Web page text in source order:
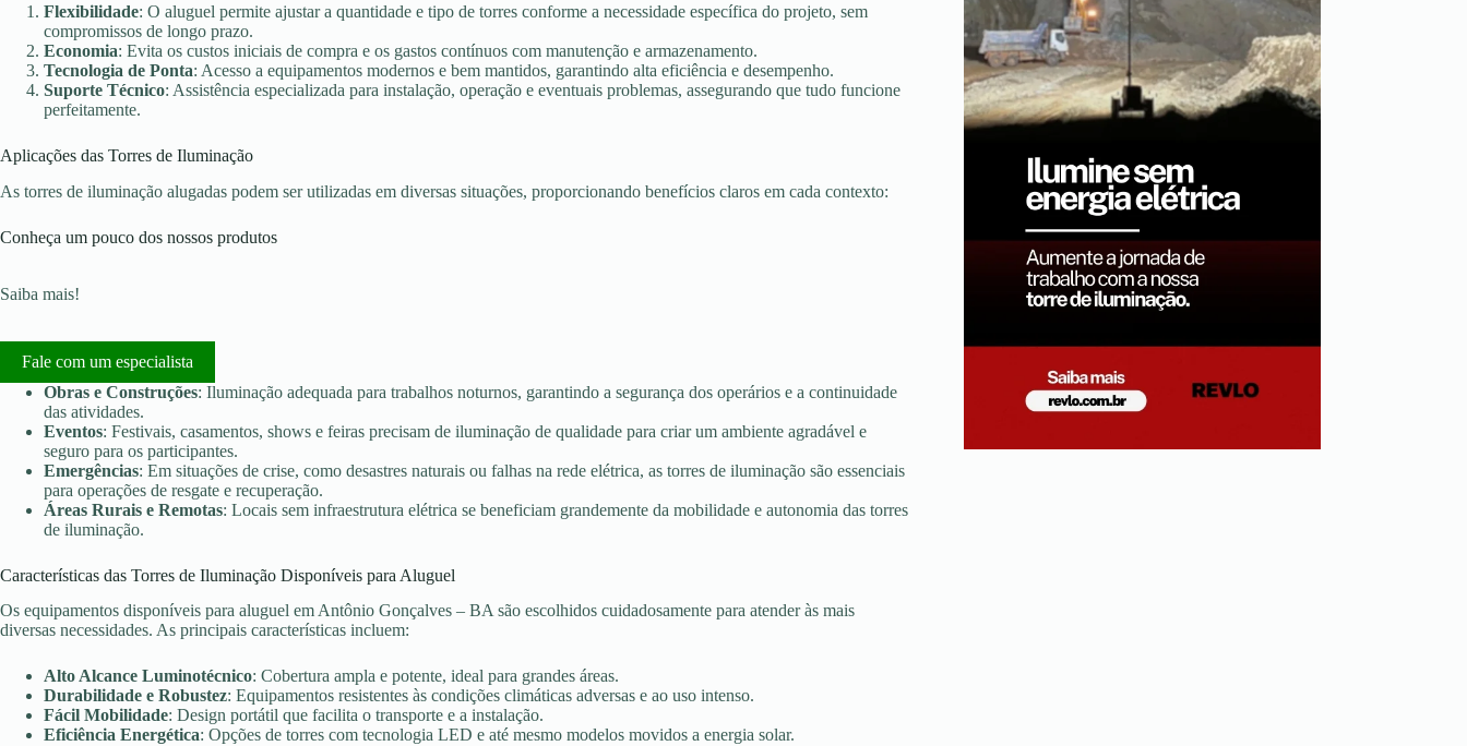
Flexibilidade: O aluguel permite ajustar a quantidade e tipo de torres conforme a necessidade específica do projeto, sem
compromissos de longo prazo.
Economia: Evita os custos iniciais de compra e os gastos contínuos com manutenção e armazenamento.
Tecnologia de Ponta: Acesso a equipamentos modernos e bem mantidos, garantindo alta eficiência e desempenho.
Suporte Técnico: Assistência especializada para instalação, operação e eventuais problemas, assegurando que tudo funcione
perfeitamente.
Aplicações das Torres de Iluminação
As torres de iluminação alugadas podem ser utilizadas em diversas situações, proporcionando benefícios claros em cada contexto:
Conheça um pouco dos nossos produtos
Saiba mais!
Fale com um especialista
Obras e Construções: Iluminação adequada para trabalhos noturnos, garantindo a segurança dos operários e a continuidade
das atividades.
Eventos: Festivais, casamentos, shows e feiras precisam de iluminação de qualidade para criar um ambiente agradável e
seguro para os participantes.
Emergências: Em situações de crise, como desastres naturais ou falhas na rede elétrica, as torres de iluminação são essenciais
para operações de resgate e recuperação.
Áreas Rurais e Remotas: Locais sem infraestrutura elétrica se beneficiam grandemente da mobilidade e autonomia das torres
de iluminação.
Características das Torres de Iluminação Disponíveis para Aluguel
Os equipamentos disponíveis para aluguel em Antônio Gonçalves – BA são escolhidos cuidadosamente para atender às mais
diversas necessidades. As principais características incluem:
Alto Alcance Luminotécnico: Cobertura ampla e potente, ideal para grandes áreas.
Durabilidade e Robustez: Equipamentos resistentes às condições climáticas adversas e ao uso intenso.
Fácil Mobilidade: Design portátil que facilita o transporte e a instalação.
Eficiência Energética: Opções de torres com tecnologia LED e até mesmo modelos movidos a energia solar.